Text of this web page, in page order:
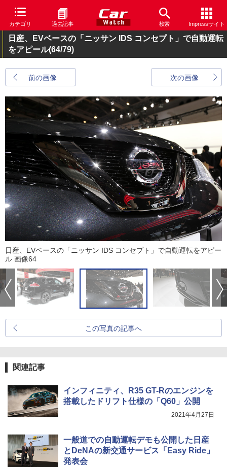
カテゴリ 過去記事 検索 Impressサイト
日産、EVベースの「ニッサン IDS コンセプト」で自動運転
をアピール(64/79)
前の画像 次の画像
日産、EVベースの「ニッサン IDS コンセプト」で自動運転をアピー
ル 画像64
この写真の記事へ
関連記事
インフィニティ、R35 GT-Rのエンジンを
搭載したドリフト仕様の「Q60」公開
2021年4月27日
一般道での自動運転デモも公開した日産
とDeNAの新交通サービス「Easy Ride」
発表会